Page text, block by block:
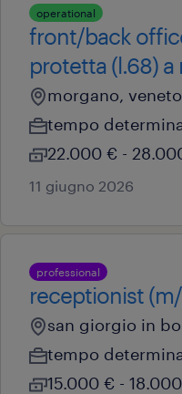
operational
front/back
protetta (l.68)
morgano, veneto
tempo
22.000 € -
11 giugno 2026
professional
receptionist
san giorgio in
tempo
15.000 € -